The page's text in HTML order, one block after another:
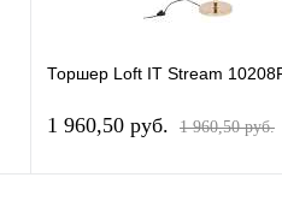
Торшер Loft IT Stream
1 960,50 pуб. 1 960,50 pуб.